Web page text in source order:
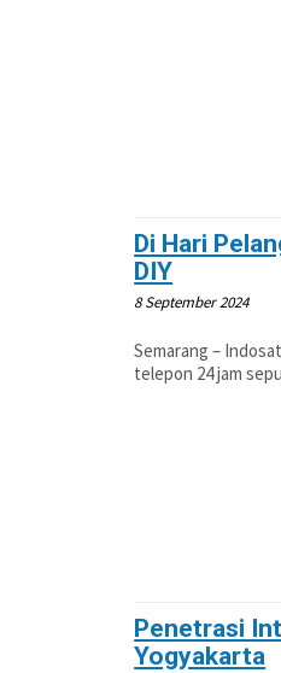
Di Hari
DIY
8 September 2024
Semarang –
telepon 24 jam
Penetrasi
Yogyakarta